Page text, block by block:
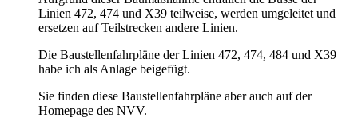
Linien 472, 474 und X39 teilweise, werden umgeleitet und
ersetzen auf Teilstrecken andere Linien.
Die Baustellenfahrpläne der Linien 472, 474, 484 und X39
habe ich als Anlage beigefügt.
Sie finden diese Baustellenfahrpläne aber auch auf der
Homepage des NVV.